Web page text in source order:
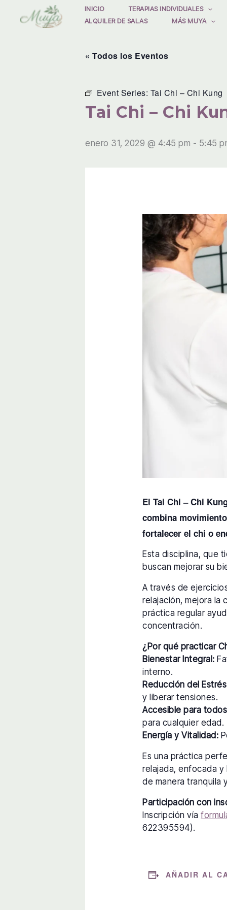
INICIO TERAPIAS INDIVIDUALES
ALQUILER DE SALAS
MÁS MUYA
« Todos los Eventos
Event Series: Tai Chi – Chi Kung
Tai Chi – Chi
enero 31, 2029 @ 4:45 pm - 5:45
El Tai Chi – Chi
combina
fortalecer el chi o
Esta disciplina, que
buscan mejorar su
A través de
relajación, mejora la
práctica regular
concentración.
¿Por qué practicar
Bienestar Integral:
interno.
Reducción del
y liberar tensiones.
Accesible para
para cualquier edad.
Energía y Vitalidad:
Es una práctica
relajada, enfocada
de manera tranquila
Participación con
Inscripción vía
622395594).
AÑADIR AL